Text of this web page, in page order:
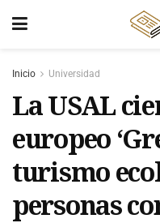
Inicio Universidad
La USAL
europeo
turismo
personas